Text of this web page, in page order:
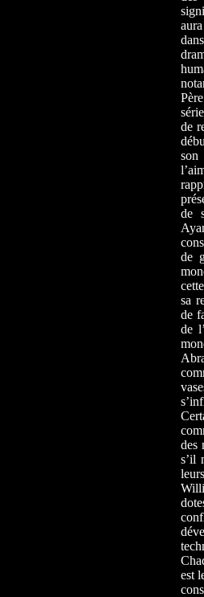
de
son
de
de
sa
de
de
des
s’il
est